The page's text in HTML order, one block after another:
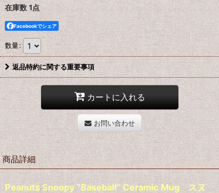
在庫数 1点
Facebookでシェア
数量:
返品特約に関する重要事項
カートに入れる
お問い合わせ
商品詳細
Peanuts Snoopy “Baseball” Ceramic Mug スヌ